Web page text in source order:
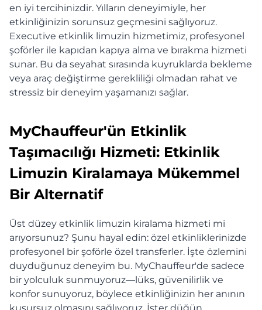
en iyi tercihinizdir. Yılların deneyimiyle, her
etkinliğinizin sorunsuz geçmesini sağlıyoruz.
Executive etkinlik limuzin hizmetimiz, profesyonel
şoförler ile kapıdan kapıya alma ve bırakma hizmeti
sunar. Bu da seyahat sırasında kuyruklarda bekleme
veya araç değiştirme gerekliliği olmadan rahat ve
stressiz bir deneyim yaşamanızı sağlar.
MyChauffeur'ün Etkinlik
Taşımacılığı Hizmeti: Etkinlik
Limuzin Kiralamaya Mükemmel
Bir Alternatif
Üst düzey etkinlik limuzin kiralama hizmeti mi
arıyorsunuz? Şunu hayal edin: özel etkinliklerinizde
profesyonel bir şoförle özel transferler. İşte özlemini
duyduğunuz deneyim bu. MyChauffeur'de sadece
bir yolculuk sunmuyoruz—lüks, güvenilirlik ve
konfor sunuyoruz, böylece etkinliğinizin her anının
kusursuz olmasını sağlıyoruz. İster düğün,